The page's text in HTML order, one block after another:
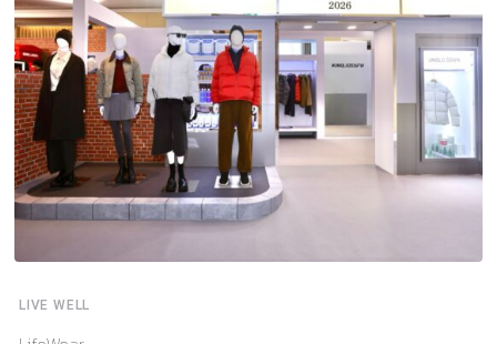
LIVE WELL